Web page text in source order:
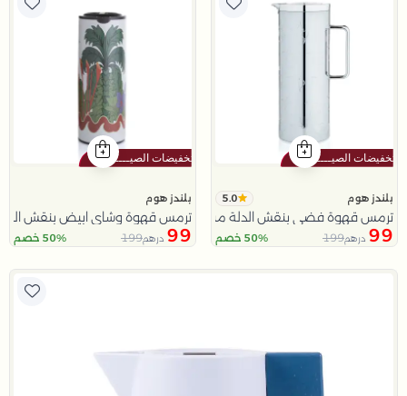
بلندز هوم 5.0
ترمس قهوة فضي بنقش الدلة من تيلا
99 درهم199 50% خصم
بلندز هوم
ترمس قهوة وشاي ابيض بنقش
99 درهم199 50% خصم